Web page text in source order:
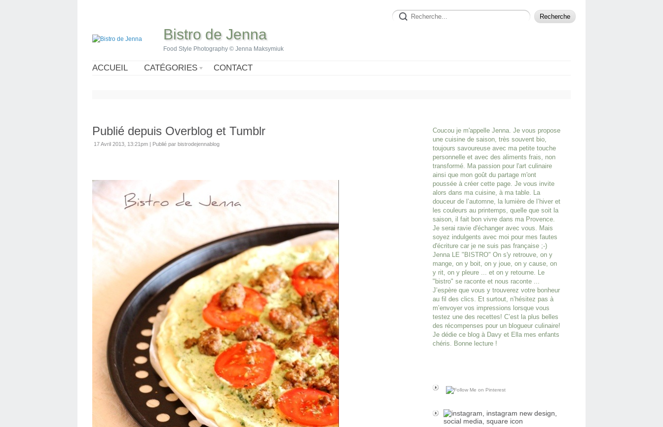
Bistro de Jenna
Food Style Photography © Jenna Maksymiuk
ACCUEIL CATÉGORIES CONTACT
Publié depuis Overblog et Tumblr
17 Avril 2013, 13:21pm | Publié par bistrodejennablog
Coucou je m'appelle Jenna. Je vous propose
une cuisine de saison, très souvent bio,
toujours savoureuse avec ma petite touche
personnelle et avec des aliments frais, non
transformé. Ma passion pour l'art culinaire
ainsi que mon goût du partage m'ont
poussée à créer cette page. Je vous invite
alors dans ma cuisine, à ma table. La
douceur de l’automne, la lumière de l’hiver et
les couleurs au printemps, quelle que soit la
saison, il fait bon vivre dans ma Provence.
Je serai ravie d'échanger avec vous. Mais
soyez indulgents avec moi pour mes fautes
d'écriture car je ne suis pas française ;-)
Jenna LE "BISTRO" On s'y retrouve, on y
mange, on y boit, on y joue, on y cause, on
y rit, on y pleure ... et on y retourne. Le
"bistro" se raconte et nous raconte ...
J’espère que vous y trouverez votre bonheur
au fil des clics. Et surtout, n’hésitez pas à
m’envoyer vos impressions lorsque vous
testez une des recettes! C’est la plus belles
des récompenses pour un blogueur culinaire!
Je dédie ce blog à Davy et Ella mes enfants
chéris. Bonne lecture !